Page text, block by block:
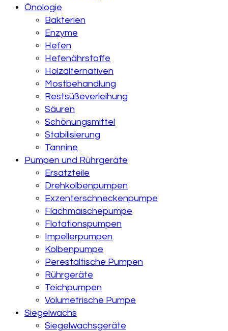
Önologie
Bakterien
Enzyme
Hefen
Hefenährstoffe
Holzalternativen
Mostbehandlung
Restsüßeverleihung
Säuren
Schönungsmittel
Stabilisierung
Tannine
Pumpen und Rührgeräte
Ersatzteile
Drehkolbenpumpen
Exzenterschneckenpumpe
Flachmaischepumpe
Flotationspumpen
Impellerpumpen
Kolbenpumpe
Perestaltische Pumpen
Rührgeräte
Teichpumpen
Volumetrische Pumpe
Siegelwachs
Siegelwachsgeräte